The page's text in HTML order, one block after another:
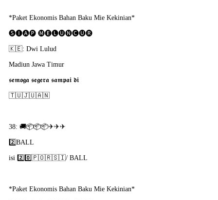
*Paket Ekonomis Bahan Baku Mie Kekinian*
🅢🅘🅐🅟 🅜🅔🅛🅤🅝🅒🅤🅡
🇰​🇪: Dwi Lulud
Madiun Jawa Timur
𝖘𝖊𝖒𝖔𝖌𝖆 𝖘𝖊𝖌𝖊𝖗𝖆 𝖘𝖆𝖒𝖕𝖆𝖎 𝖉𝖎
🇹​🇺​🇯​🇺​🇦​🇳​
38: 🚚📦📦📦✈✈✈
2️⃣BALL
isi 2️⃣0️⃣🇵​🇴​🇷​🇸​🇮​/ BALL
*Paket Ekonomis Bahan Baku Mie Kekinian*